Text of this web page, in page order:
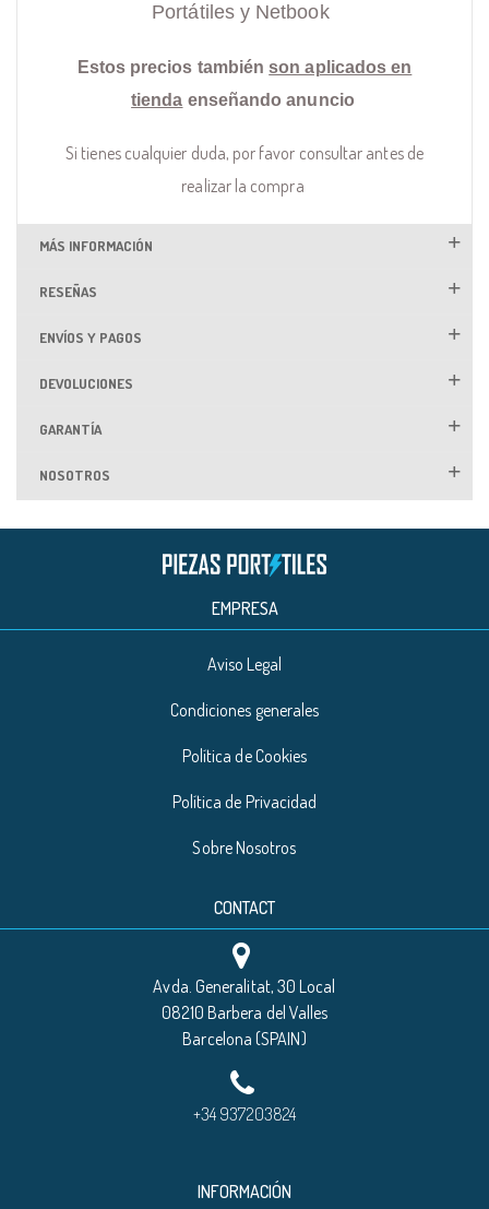
Portátiles y Netbook
Estos precios también son aplicados en
tienda enseñando anuncio
Si tienes cualquier duda, por favor consultar antes de
realizar la compra
MÁS INFORMACIÓN
RESEÑAS
ENVÍOS Y PAGOS
DEVOLUCIONES
GARANTÍA
NOSOTROS
EMPRESA
Aviso Legal
Condiciones generales
Política de Cookies
Política de Privacidad
Sobre Nosotros
CONTACT
Avda. Generalitat, 30 Local
08210 Barbera del Valles
Barcelona (SPAIN)
+34 937203824
INFORMACIÓN